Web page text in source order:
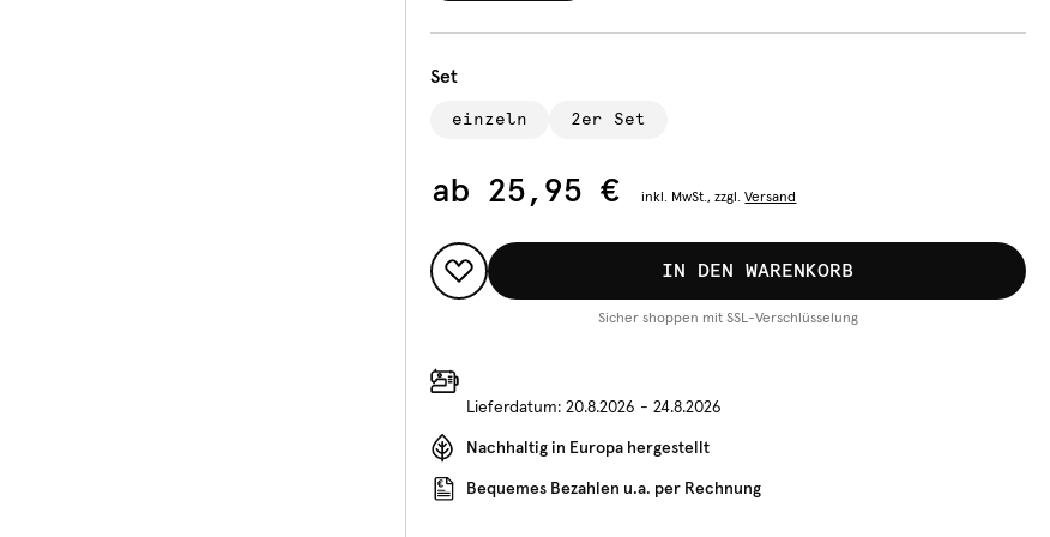
Set
einzeln 2er Set
ab 25,95 € inkl. MwSt., zzgl. Versand
IN DEN WARENKORB
Sicher shoppen mit SSL-Verschlüsselung
Lieferdatum: 20.8.2026 - 24.8.2026
Nachhaltig in Europa hergestellt
Bequemes Bezahlen u.a. per Rechnung